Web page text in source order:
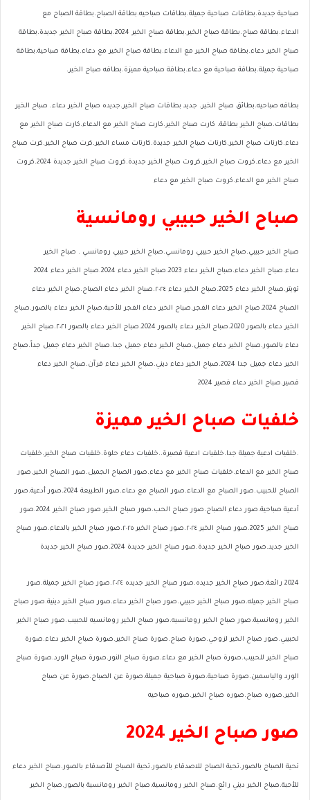
صباحية جديدة.بطاقات صباحية جميلة.بطاقات صباحيه.بطاقة الصباح.بطاقة الصباح مع
الدعاء.بطاقة صباح.بطاقة صباح الخير.بطاقة صباح الخير 2024.بطاقة صباح الخير جديدة.بطاقة
صباح الخير دعاء.بطاقة صباح الخير مع الدعاء.بطاقة صباح الخير مع دعاء.بطاقة صباحية.بطاقة
صباحية جميلة.بطاقة صباحية مع دعاء.بطاقة صباحية مميزة.بطاقه صباح الخير.
بطاقه صباحيه.بطائق صباح الخير. جديد بطاقات صباح الخير.جديده صباح الخير دعاء. صباح الخير
بطاقات.صباح الخير بطاقة. كارت صباح الخير.كارت صباح الخير مع الدعاء.كارت صباح الخير مع
دعاء.كارتات صباح الخير.كارتات صباح الخير جديدة.كارتات مساء الخير.كرت صباح الخير.كرت صباح
الخير مع دعاء.كروت صباح الخير.كروت صباح الخير جديدة.كروت صباح الخير جديدة 2024.كروت
صباح الخير مع الدعاء.كروت صباح الخير مع دعاء
صباح الخير حبيبي رومانسية
صباح الخير حبيبي.صباح الخير حبيبي رومانسي.صباح الخير حبيبي رومانسي . صباح الخير
دعاء.صباح الخير دعاء.صباح الخير دعاء 2023.صباح الخير دعاء 2024.صباح الخير دعاء 2024
تويتر.صباح الخير دعاء 2025.صباح الخير دعاء ٢٠٢٤.صباح الخير دعاء الصباح.صباح الخير دعاء
الصباح 2024.صباح الخير دعاء الفجر.صباح الخير دعاء الفجر للأحبة.صباح الخير دعاء بالصور.صباح
الخير دعاء بالصور 2020.صباح الخير دعاء بالصور 2024.صباح الخير دعاء بالصور ٢٠٢١.صباح الخير
دعاء بالصور.صباح الخير دعاء جميل.صباح الخير دعاء جميل جدا.صباح الخير دعاء جميل جداً.صباح
الخير دعاء جميل جدا 2024.صباح الخير دعاء ديني.صباح الخير دعاء قرآن.صباح الخير دعاء
قصير.صباح الخير دعاء قصير 2024
خلفيات صباح الخير مميزة
.خلفيات ادعية جميلة جدا.خلفيات ادعية قصيرة..خلفيات دعاء حلوة.خلفيات صباح الخير.خلفيات
صباح الخير مع الدعاء.خلفيات صباح الخير مع دعاء.صور الصباح الجميل.صور الصباح الخير.صور
الصباح للحبيب.صور الصباح مع الدعاء.صور الصباح مع دعاء.صور الطبيعة 2024.صور أدعية.صور
أدعية صباحية.صور دعاء الصباح.صور صباح الحب.صور صباح الخير.صور صباح الخير 2024.صور
صباح الخير 2025.صور صباح الخير ٢٠٢٤.صور صباح الخير ٢٠٢٥.صور صباح الخير بالدعاء.صور صباح
الخير جديد.صور صباح الخير جديدة.صور صباح الخير جديدة 2024.صور صباح الخير جديدة
2024 رائعة.صور صباح الخير جديده.صور صباح الخير جديده ٢٠٢٤.صور صباح الخير جميلة.صور
صباح الخير جميله.صور صباح الخير حبيبي.صور صباح الخير دعاء.صور صباح الخير دينية.صور صباح
الخير رومانسية.صور صباح الخير رومانسيه.صور صباح الخير رومانسيه للحبيب.صور صباح الخير
لحبيبي.صور صباح الخير لزوجي.صورة صباح.صورة صباح الخير.صورة صباح الخير دعاء.صورة
صباح الخير للحبيب.صورة صباح الخير مع دعاء.صورة صباح النور.صورة صباح الورد.صورة صباح
الورد والياسمين.صورة صباحية.صورة صباحية جميلة.صورة عن الصباح.صورة عن صباح
الخير.صوره صباح.صوره صباح الخير.صوره صباحيه
صور صباح الخير 2024
تحية الصباح بالصور.تحية الصباح للاصدقاء بالصور.تحية الصباح للأصدقاء بالصور.صباح الخير دعاء
للأحبة.صباح الخير ديني رائع.صباح الخير رومانسية.صباح الخير رومانسية بالصور.صباح الخير